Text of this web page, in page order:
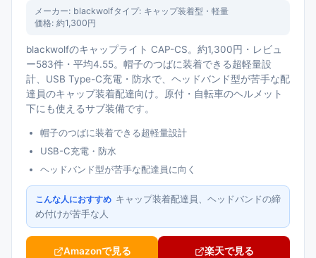
メーカー: blackwolfタイプ: キャップ装着型・軽量
価格: 約1,300円
blackwolfのキャップライト CAP-CS。約1,300円・レビュ
ー583件・平均4.55。帽子のつばに装着できる超軽量設
計、USB Type-C充電・防水で、ヘッドバンド型が苦手な配
達員のキャップ装着配達向け。原付・自転車のヘルメット
下にも使えるサブ装備です。
帽子のつばに装着できる超軽量設計
USB-C充電・防水
ヘッドバンド型が苦手な配達員に向く
こんな人におすすめ キャップ装着配達員、ヘッドバンドの締
め付けが苦手な人
Amazonで見る 楽天で見る